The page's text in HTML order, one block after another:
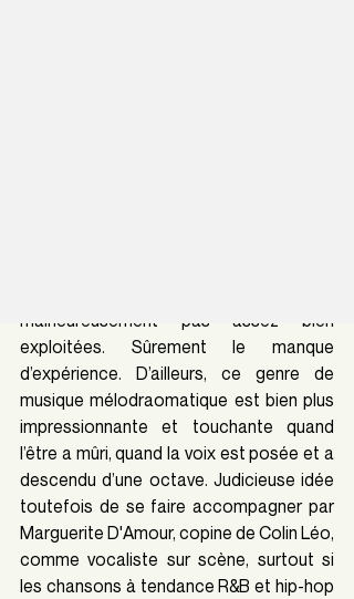
malheureusement pas assez bien
exploitées. Sûrement le manque
d’expérience. D’ailleurs, ce genre de
musique mélodraomatique est bien plus
impressionnante et touchante quand
l’être a mûri, quand la voix est posée et a
descendu d’une octave. Judicieuse idée
toutefois de se faire accompagner par
Marguerite D'Amour, copine de Colin Léo,
comme vocaliste sur scène, surtout si
les chansons à tendance R&B et hip-hop